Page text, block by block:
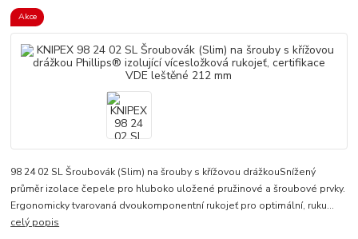
Akce
98 24 02 SL Šroubovák (Slim) na šrouby s křížovou drážkouSnížený
průměr izolace čepele pro hluboko uložené pružinové a šroubové prvky.
Ergonomicky tvarovaná dvoukomponentní rukojeť pro optimální, ruku...
celý popis